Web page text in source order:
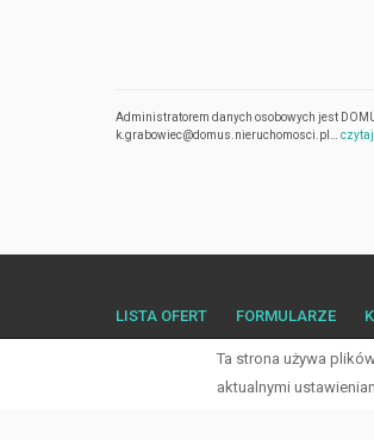
Administratorem danych osobowych jest
k.grabowiec@domus.nieruchomosci.pl…
LISTA OFERT FORMULARZE
Ta strona używa
aktualnymi